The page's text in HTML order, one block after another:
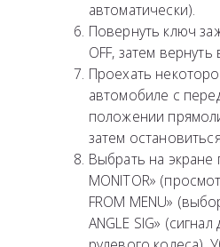
автоматически).
Повернуть ключ
OFF, затем
Проехать
автомобиле с
положении
затем
Выбрать на экране
MONITOR»
FROM MENU»
ANGLE SIG»